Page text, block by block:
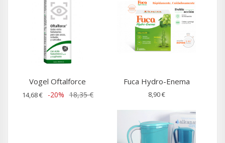
Vogel Oftalforce
14,68 € -20% 18,35 €
Fuca Hydro-Enema
8,90 €